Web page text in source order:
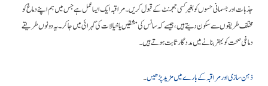
جذبات اور جسمانی حسوں کو بغیر کسی ججمنٹ کے قبول کریں۔ مراقبہ ایک ایسا عمل ہے جس میں ہم اپنے دماغ کو
مختلف طریقوں سے سکون دیتے ہیں، جیسے کہ سانس کی مشقیں یا خیالات کی گہرائی میں جا کر۔ یہ دونوں طریقے
دماغی صحت کو بہتر بنانے میں مددگار ثابت ہوتے ہیں۔
ذہن سازی اور مراقبہ کے بارے میں مزید پڑھیں۔